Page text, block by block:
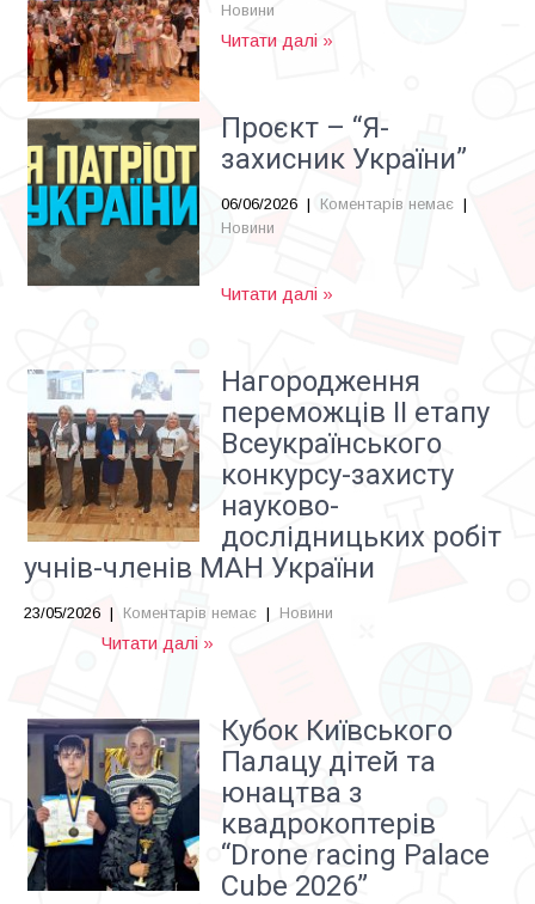
Новини
Читати далі »
Проєкт – “Я-
захисник України”
06/06/2026 | Коментарів немає |
Новини
Читати далі »
Нагородження
переможців ІІ етапу
Всеукраїнського
конкурсу-захисту
науково-
дослідницьких робіт
учнів-членів МАН України
23/05/2026 | Коментарів немає | Новини
Читати далі »
Кубок Київського
Палацу дітей та
юнацтва з
квадрокоптерів
“Drone racing Palace
Cube 2026”